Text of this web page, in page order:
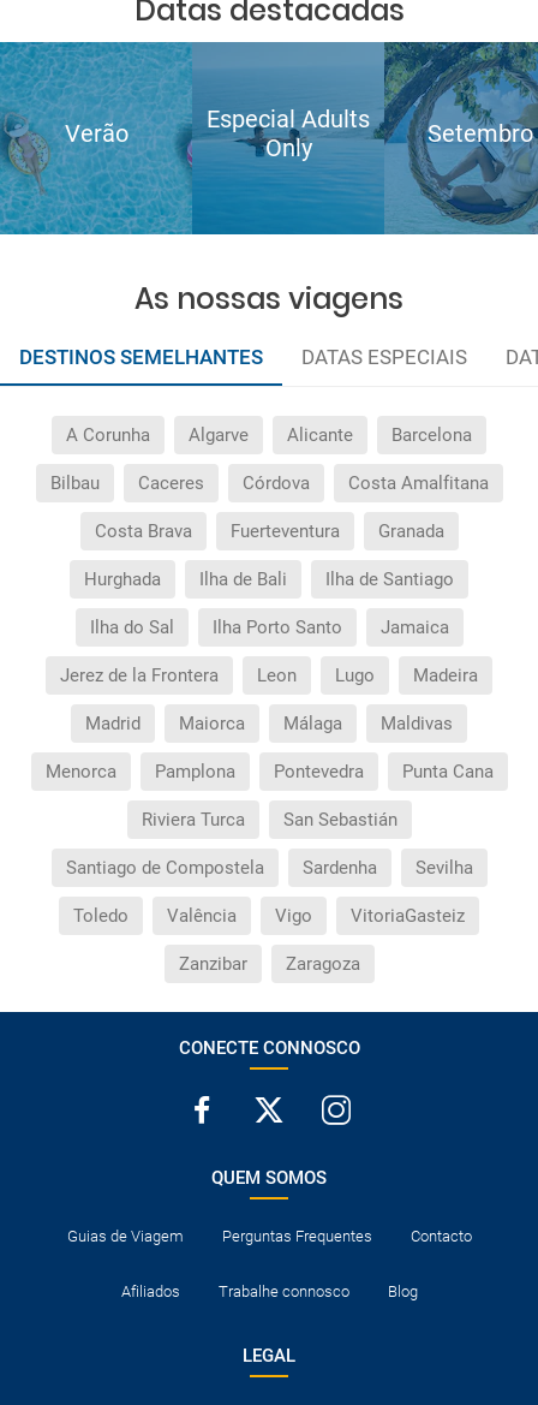
Datas destacadas
Verão
Especial Adults
Only
Setembro
As nossas viagens
DESTINOS SEMELHANTES DATAS ESPECIAIS
A Corunha Algarve Alicante Barcelona
Bilbau Caceres Córdova Costa Amalfitana
Costa Brava Fuerteventura Granada
Hurghada Ilha de Bali Ilha de Santiago
Ilha do Sal Ilha Porto Santo Jamaica
Jerez de la Frontera Leon Lugo Madeira
Madrid Maiorca Málaga Maldivas
Menorca Pamplona Pontevedra Punta Cana
Riviera Turca San Sebastián
Santiago de Compostela Sardenha Sevilha
Toledo Valência Vigo VitoriaGasteiz
Zanzibar Zaragoza
CONECTE CONNOSCO
QUEM SOMOS
Guias de Viagem Perguntas Frequentes Contacto
Afiliados Trabalhe connosco Blog
LEGAL